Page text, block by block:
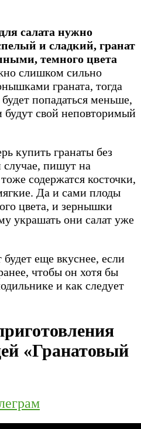
салата нужно
и сладкий, гранат
темного цвета
слишком сильно
граната, тогда
попадаться меньше,
будут свой неповторимый
купить гранаты без
случае, пишут на
содержатся косточки,
Да и сами плоды
цвета, и зернышки
украшать они салат уже
еще вкуснее, если
чтобы он хотя бы
и как следует
«Гранатовый